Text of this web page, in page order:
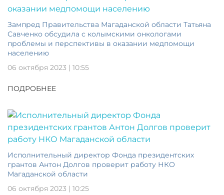
Зампред Правительства Магаданской области Татьяна
Савченко обсудила с колымскими онкологами
проблемы и перспективы в оказании медпомощи
населению
06 октября 2023 | 10:55
ПОДРОБНЕЕ
Исполнительный директор Фонда президентских
грантов Антон Долгов проверит работу НКО
Магаданской области
06 октября 2023 | 10:25